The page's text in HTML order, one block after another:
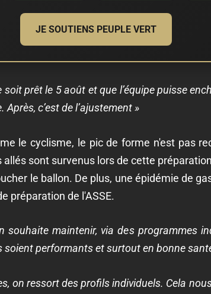
JE SOUTIENS PEUPLE VERT
soit prêt le 5 août et que l’équipe puisse
c’est de l’ajustement »
le cyclisme, le pic de forme n'est pas
sont survenus lors de cette
le ballon. De plus, une épidémie de
préparation de l'ASSE.
souhaite maintenir, via des programmes
soient performants et surtout en bonne
on ressort des profils individuels. Cela